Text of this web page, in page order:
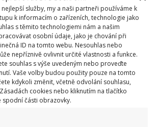
služby, my a naši partneři používáme k
k informacím o zařízeních, technologie jako
s těmito technologiemi nám a našim
osobní údaje, jako je chování při
ID na tomto webu. Nesouhlas nebo
nepříznivě ovlivnit určité vlastnosti a funkce.
souhlas s výše uvedeným nebo proveďte
Vaše volby budou použity pouze na tomto
kdykoli změnit, včetně odvolání souhlasu,
cookies nebo kliknutím na tlačítko
spodní části obrazovky.
tak, aby vydržely co nejdéle čerstvé.